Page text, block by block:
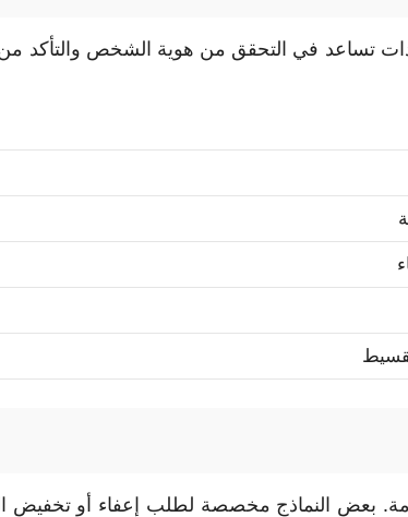
تساعد في التحقق من هوية الشخص والتأكد
بعض النماذج مخصصة لطلب إعفاء أو تخفيض